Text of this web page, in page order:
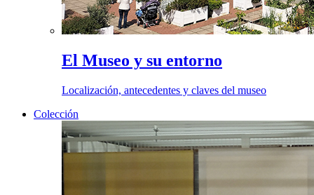
El Museo y su entorno
Localización, antecedentes y claves del museo
Colección